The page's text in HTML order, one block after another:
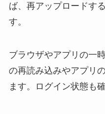
ば、再アップロードす
す。
ブラウザやアプリの一
の再読み込みやアプリ
ます。ログイン状態も